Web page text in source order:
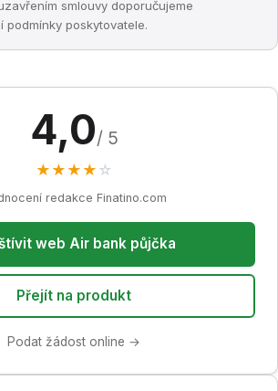
smlouvy doporučujeme
podmínky poskytovatele.
4,0/ 5
★ ★ ★ ★ ☆
redakce Finatino.com
web Air bank půjčka
Přejít na produkt
Podat žádost online →